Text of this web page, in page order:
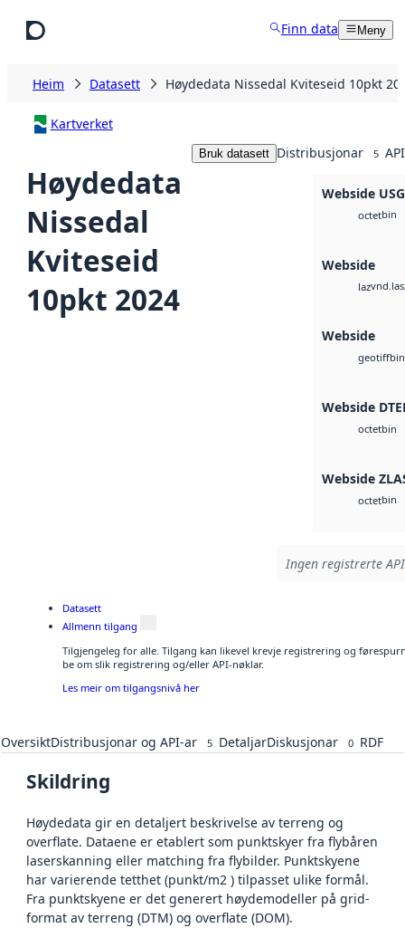
Finn data Meny
Heim Datasett Høydedata Nissedal Kviteseid 10pkt
Kartverket
Høydedata
Nissedal
Kviteseid
10pkt 2024
Bruk datasett Distribusjonar 5
Webside
octetbin
Webside
laz
Webside
geotiffbin
Webside
octetbin
Webside
octetbin
Ingen registrerte
Datasett
Allmenn tilgang
Tilgjengeleg for alle. Tilgang kan likevel krevje registrering og
be om slik registrering og/eller API-nøklar.
Les meir om tilgangsnivå her
OversiktDistribusjonar og API-ar 5 DetaljarDiskusjonar 0 RDF
Skildring
Høydedata gir en detaljert beskrivelse av terreng og
overflate. Dataene er etablert som punktskyer fra flybåren
laserskanning eller matching fra flybilder. Punktskyene
har varierende tetthet (punkt/m2 ) tilpasset ulike formål.
Fra punktskyene er det generert høydemodeller på grid-
format av terreng (DTM) og overflate (DOM).